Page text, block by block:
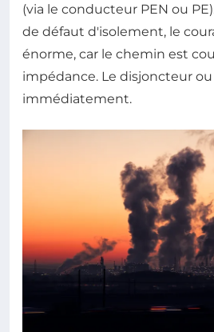
(via le conducteur PEN ou
de défaut d'isolement, le
énorme, car le chemin est
impédance. Le disjoncteur
immédiatement.